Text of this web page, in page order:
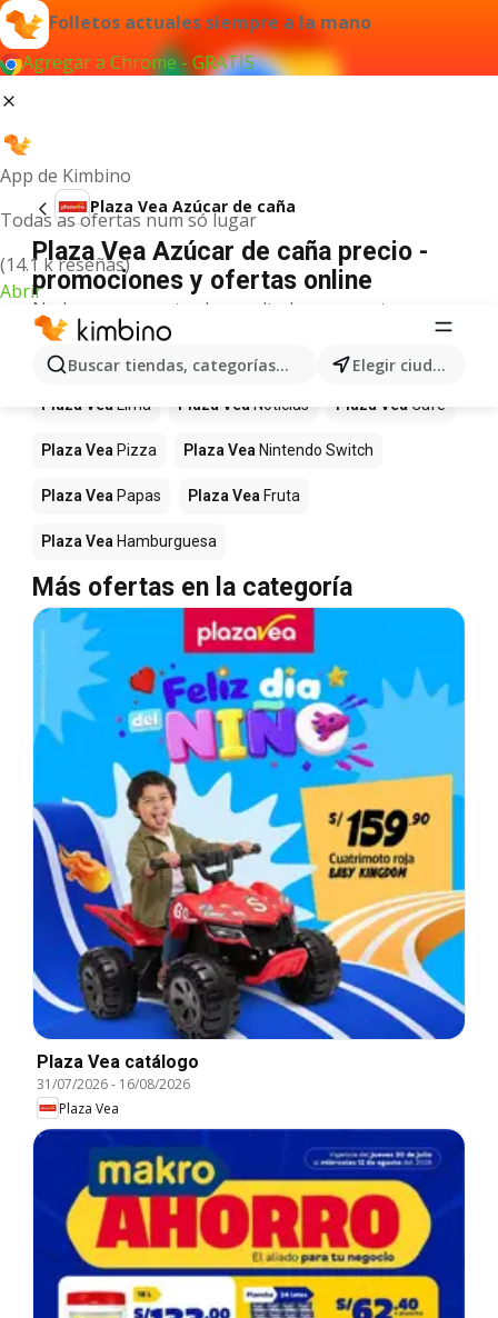
Folletos actuales siempre a la mano
Agregar a Chrome - GRATIS
App de Kimbino
Todas as ofertas num só lugar
(14.1 k reseñas)
Abrir
Buscar tiendas, categorías, productos... Elegir ciudad
Plaza Vea Azúcar de caña
Plaza Vea Azúcar de caña precio -
promociones y ofertas online
No hemos encontrado resultados para este
término.
Más productos en tiendas Plaza Vea
Plaza VeaLima Plaza VeaNoticias Plaza Vea Café
Plaza Vea Pizza Plaza Vea Nintendo Switch
Plaza Vea Papas Plaza Vea Fruta
Plaza Vea Hamburguesa
Más ofertas en la categoría
Plaza Vea catálogo
31/07/2026- 16/08/2026
Plaza Vea